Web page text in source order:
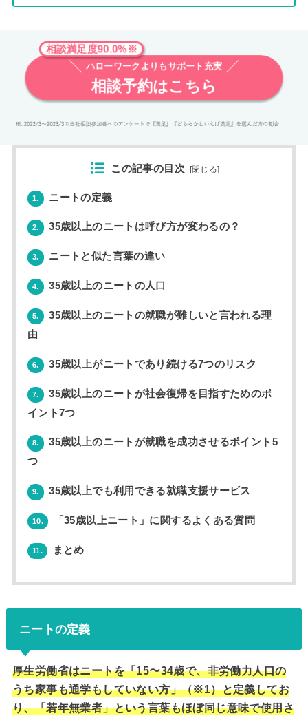
相談満足度90.0%※
ハローワークよりもサポート充実
相談予約はこちら
この記事の目次 [閉じる]
1. ニートの定義
2. 35歳以上のニートは呼び方が変わるの？
3. ニートと似た言葉の違い
4. 35歳以上のニートの人口
5.
35歳以上のニートの就職が難しいと言われる理
由
6. 35歳以上がニートであり続ける7つのリスク
7.
35歳以上のニートが社会復帰を目指すためのポ
イント7つ
8.
35歳以上のニートが就職を成功させるポイント5
つ
9. 35歳以上でも利用できる就職支援サービス
10. 「35歳以上ニート」に関するよくある質問
11. まとめ
ニートの定義
厚生労働省はニートを「15〜34歳で、非労働力人口の
うち家事も通学もしていない方」（※1）と定義してお
り、「若年無業者」という言葉もほぼ同じ意味で使用さ